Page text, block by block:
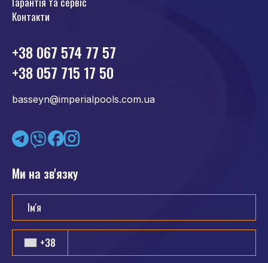
Контакти
+38 067 574 77 57
+38 057 715 17 50
basseyn@imperialpools.com.ua
Ми на зв'язку
+38